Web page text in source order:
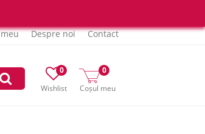
Despre noi Contact
Wishlist
0
Coșul meu
0